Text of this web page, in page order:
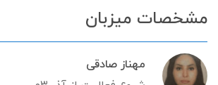
مشخصات میزبان
مهناز صادقی